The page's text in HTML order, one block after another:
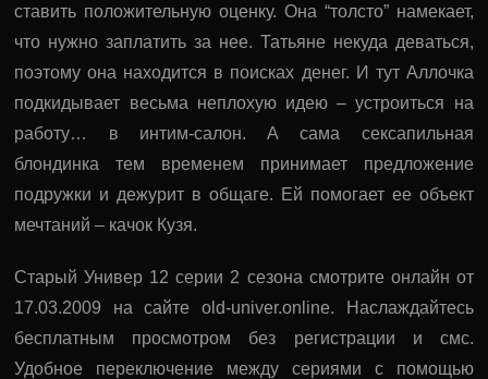
ставить положительную оценку. Она “толсто” намекает,
что нужно заплатить за нее. Татьяне некуда деваться,
поэтому она находится в поисках денег. И тут Аллочка
подкидывает весьма неплохую идею – устроиться на
работу… в интим-салон. А сама сексапильная
блондинка тем временем принимает предложение
подружки и дежурит в общаге. Ей помогает ее объект
мечтаний – качок Кузя.
Старый Универ 12 серии 2 сезона смотрите онлайн от
17.03.2009 на сайте old-univer.online. Наслаждайтесь
бесплатным просмотром без регистрации и смс.
Удобное переключение между сериями с помощью